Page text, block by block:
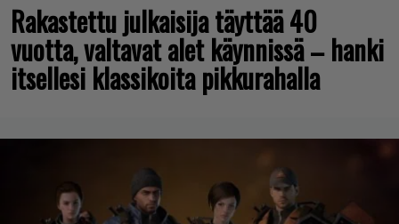
Rakastettu julkaisija täyttää 40
vuotta, valtavat alet käynnissä – hanki
itsellesi klassikoita pikkurahalla